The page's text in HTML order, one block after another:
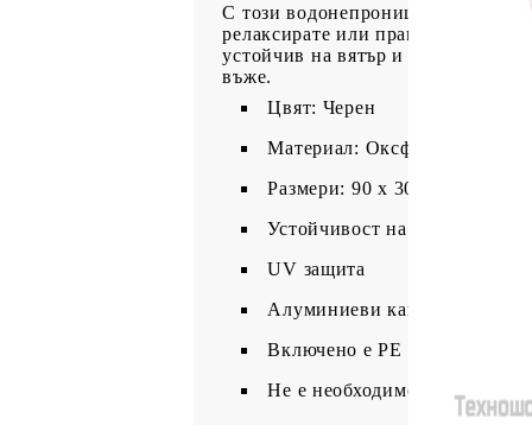
С този водонепроницаем
релаксирате или правите
устойчив на вятър и вода.
въже.
Цвят: Черен
Материал: Оксфорд плат с
Размери: 90 x 300 см (Д х Ш)
Устойчивост на вода
UV защита
Алуминиеви капси
Включено е PE въже от 12 м
Не е необходимо сглобяване